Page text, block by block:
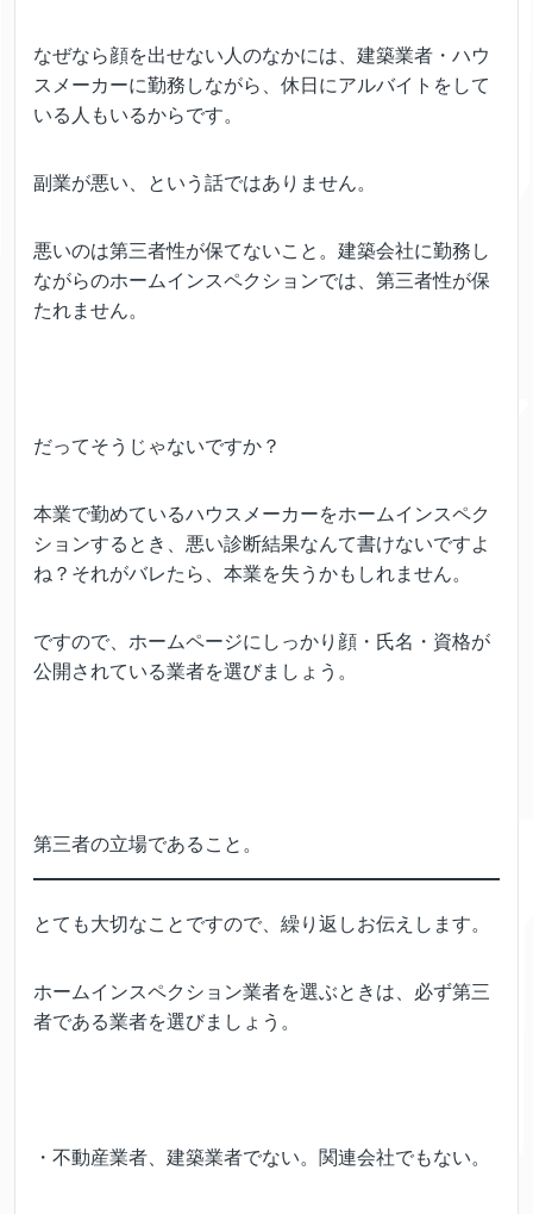
なぜなら顔を出せない人のなかには、建築業者・ハウ
スメーカーに勤務しながら、休日にアルバイトをして
いる人もいるからです。
副業が悪い、という話ではありません。
悪いのは第三者性が保てないこと。建築会社に勤務し
ながらのホームインスペクションでは、第三者性が保
たれません。
だってそうじゃないですか？
本業で勤めているハウスメーカーをホームインスペク
ションするとき、悪い診断結果なんて書けないですよ
ね？それがバレたら、本業を失うかもしれません。
ですので、ホームページにしっかり顔・氏名・資格が
公開されている業者を選びましょう。
第三者の立場であること。
とても大切なことですので、繰り返しお伝えします。
ホームインスペクション業者を選ぶときは、必ず第三
者である業者を選びましょう。
・不動産業者、建築業者でない。関連会社でもない。